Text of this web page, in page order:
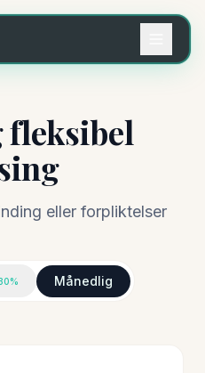
fleksibel
eller forpliktelser
Månedlig